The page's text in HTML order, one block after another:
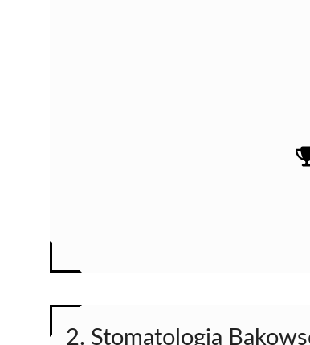
2. Stomatologia